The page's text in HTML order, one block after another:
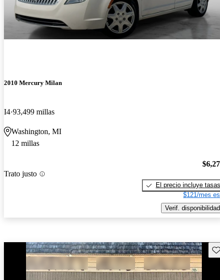
2010 Mercury Milan
I4 93,499 millas
Washington, MI
12 millas
Trato justo
El precio incluye tasas
$121/mes
Verif. disponibilidad